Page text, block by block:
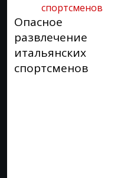
Опасное
развлечение
итальянских
спортсменов